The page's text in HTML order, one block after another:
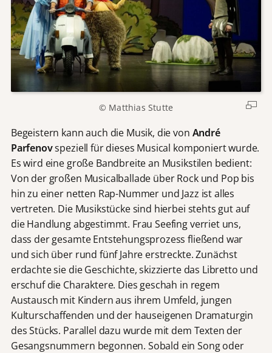
© Matthias Stutte
Begeistern kann auch die Musik, die von André
Parfenovspeziell für dieses Musical komponiert wurde.
Es wird eine große Bandbreite an Musikstilen bedient:
Von der großen Musicalballade über Rock und Pop bis
hin zu einer netten Rap-Nummer und Jazz ist alles
vertreten. Die Musikstücke sind hierbei stehts gut auf
die Handlung abgestimmt. Frau Seefing verriet uns,
dass der gesamte Entstehungsprozess fließend war
und sich über rund fünf Jahre erstreckte. Zunächst
erdachte sie die Geschichte, skizzierte das Libretto und
erschuf die Charaktere. Dies geschah in regem
Austausch mit Kindern aus ihrem Umfeld, jungen
Kulturschaffenden und der hauseigenen Dramaturgin
des Stücks. Parallel dazu wurde mit dem Texten der
Gesangsnummern begonnen. Sobald ein Song oder